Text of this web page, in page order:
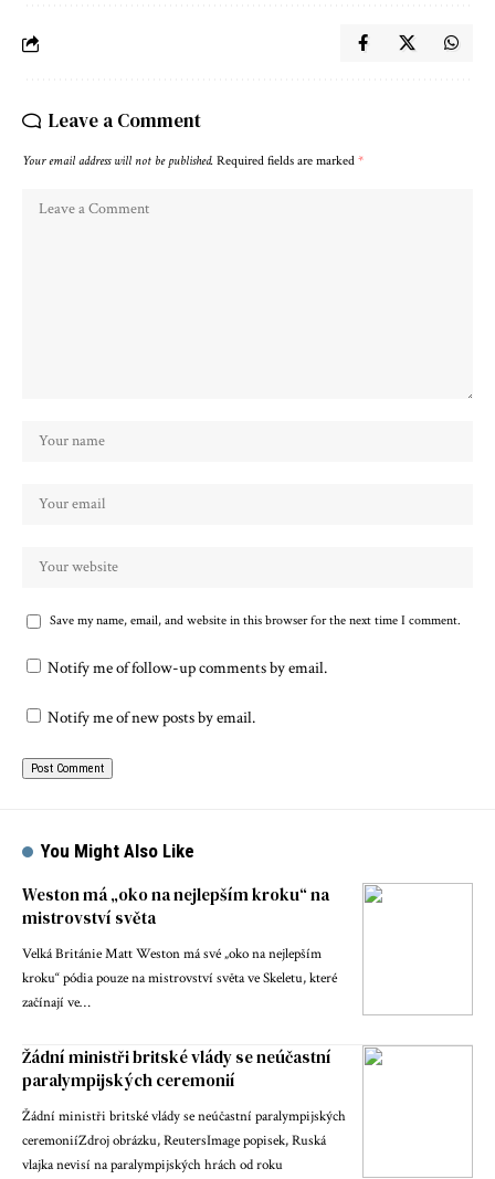
Leave a Comment
Your email address will not be published. Required fields are marked *
Save my name, email, and website in this browser for the next time I comment.
Notify me of follow-up comments by email.
Notify me of new posts by email.
You Might Also Like
Weston má „oko na nejlepším kroku“ na
mistrovství světa
Velká Británie Matt Weston má své „oko na nejlepším
kroku“ pódia pouze na mistrovství světa ve Skeletu, které
začínají ve…
Žádní ministři britské vlády se neúčastní
paralympijských ceremonií
Žádní ministři britské vlády se neúčastní paralympijských
ceremoniíZdroj obrázku, ReutersImage popisek, Ruská
vlajka nevisí na paralympijských hrách od roku